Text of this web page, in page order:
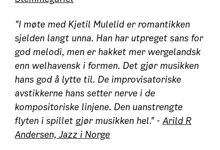
"I møte med Kjetil Mulelid er romantikken
sjelden langt unna. Han har utpreget sans for
god melodi, men er hakket mer wergelandsk
enn welhavensk i formen. Det gjør musikken
hans god å lytte til. De improvisatoriske
avstikkerne hans setter nerve i de
kompositoriske linjene. Den uanstrengte
flyten i spillet gjør musikken hel." - Arild R
Andersen, Jazz i Norge